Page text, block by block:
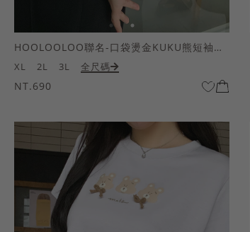
HOOLOOLOO聯名-口袋燙金KUKU熊短袖上衣
XL 2L 3L 全尺碼
NT.690